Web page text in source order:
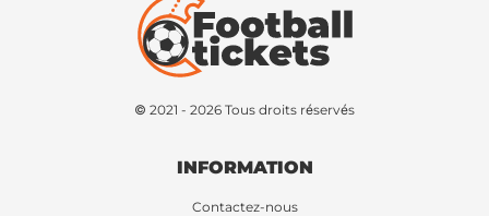
© 2021 - 2026 Tous droits réservés
INFORMATION
Contactez-nous